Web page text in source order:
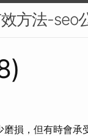
方法-seo
損，但有時會